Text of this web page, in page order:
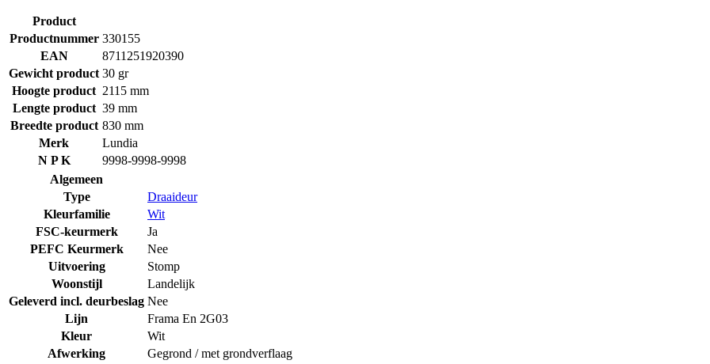
Product
Productnummer 330155
EAN
8711251920390
Gewicht product 30 gr
Hoogte product 2115 mm
Lengte product 39 mm
Breedte product 830 mm
Merk
Lundia
N P K
9998-9998-9998
Algemeen
Type
Draaideur
Kleurfamilie
Wit
FSC-keurmerk
Ja
PEFC Keurmerk
Nee
Uitvoering
Stomp
Woonstijl
Landelijk
Geleverd incl. deurbeslag Nee
Lijn
Frama En 2G03
Kleur
Wit
Afwerking
Gegrond / met grondverflaag